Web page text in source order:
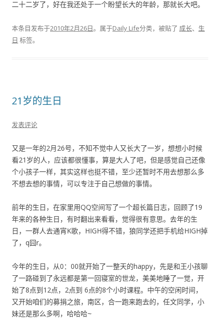
二十二岁了，好在我还处于一个盼望长大的年龄，那就长大吧。
本条目发布于2010年2月26日。属于Daily Life分类，被贴了 成长、 生
日 标签。
21岁的生日
发表评论
又是一年的2月26号，不知不觉中人又长大了一岁，想想小时候
看21岁的人，应该都很懂事，算是大人了吧，但是感觉自己还像
个小孩子一样，其实这样也挺不错，至少还暂时不用去想那么多
不想去想的事情，可以专注于自己想做的事情。
前年的生日，在家里用QQ空间写了一个超长篇日志，回顾了19
年来的各种生日，有时翻出来看看，觉得很有意思。去年的生
日，一群人去通宵K歌，HIGH得不错，狼同学还把手机给HIGH掉
了，q囧r。
今年的生日，从0：00就开始了一整天的happy，先是和王小孩聊
了一路碰到了永远都是第一回寝室的世龙，美美地睡了一觉，开
始了8点到12点，2点到 6点的8个小时课程。中午的空闲时间，
又开始咱们的募捐之旅，南区，合一跑来跑去的，任文同学，小
妹还是那么多啊，哈哈哈~